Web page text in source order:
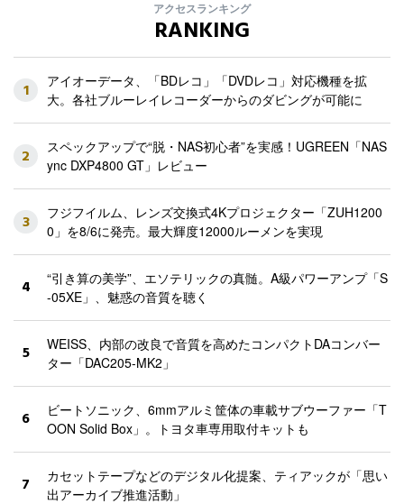
アクセスランキング
RANKING
1
アイオーデータ、「BDレコ」「DVDレコ」対応機種を拡
大。各社ブルーレイレコーダーからのダビングが可能に
2
スペックアップで“脱・NAS初心者”を実感！UGREEN「NAS
ync DXP4800 GT」レビュー
3
フジフイルム、レンズ交換式4Kプロジェクター「ZUH1200
0」を8/6に発売。最大輝度12000ルーメンを実現
4
“引き算の美学”、エソテリックの真髄。A級パワーアンプ「S
-05XE」、魅惑の音質を聴く
5
WEISS、内部の改良で音質を高めたコンパクトDAコンバー
ター「DAC205-MK2」
6
ビートソニック、6mmアルミ筐体の車載サブウーファー「T
OON Solid Box」。トヨタ車専用取付キットも
7
カセットテープなどのデジタル化提案、ティアックが「思い
出アーカイブ推進活動」